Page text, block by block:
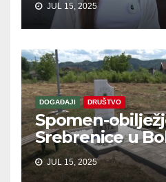
JUL 15, 2025
DOGAĐAJI DRUŠTVO
Spomen-
Srebrenice u
JUL 15, 2025